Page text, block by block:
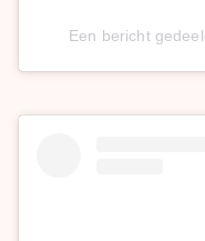
Een bericht